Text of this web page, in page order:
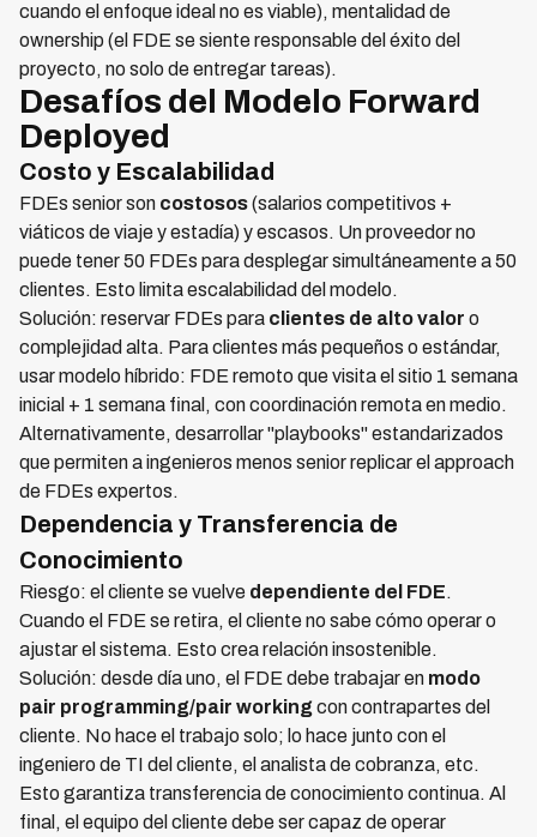
cuando el enfoque ideal no es viable), mentalidad de
ownership (el FDE se siente responsable del éxito del
proyecto, no solo de entregar tareas).
Desafíos del Modelo Forward
Deployed
Costo y Escalabilidad
FDEs senior son costosos(salarios competitivos +
viáticos de viaje y estadía) y escasos. Un proveedor no
puede tener 50 FDEs para desplegar simultáneamente a 50
clientes. Esto limita escalabilidad del modelo.
Solución: reservar FDEs para clientes de alto valor o
complejidad alta. Para clientes más pequeños o estándar,
usar modelo híbrido: FDE remoto que visita el sitio 1 semana
inicial + 1 semana final, con coordinación remota en medio.
Alternativamente, desarrollar "playbooks" estandarizados
que permiten a ingenieros menos senior replicar el approach
de FDEs expertos.
Dependencia y Transferencia de
Conocimiento
Riesgo: el cliente se vuelve dependiente del FDE.
Cuando el FDE se retira, el cliente no sabe cómo operar o
ajustar el sistema. Esto crea relación insostenible.
Solución: desde día uno, el FDE debe trabajar en modo
pair programming/pair workingcon contrapartes del
cliente. No hace el trabajo solo; lo hace junto con el
ingeniero de TI del cliente, el analista de cobranza, etc.
Esto garantiza transferencia de conocimiento continua. Al
final, el equipo del cliente debe ser capaz de operar